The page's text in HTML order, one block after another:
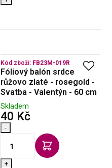
Kód zboží: FB23M-019R
Fóliový balón srdce
růžovo zlaté - rosegold -
Svatba - Valentýn - 60 cm
Skladem
40 Kčs DPH
-
+